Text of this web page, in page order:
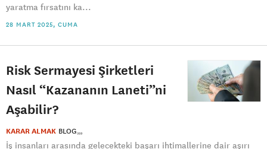
yaratma fırsatını ka...
28 MART 2025, CUMA
Risk Sermayesi Şirketleri
Nasıl “Kazananın Laneti”ni
Aşabilir?
KARAR ALMAK BLOG
İş insanları arasında gelecekteki başarı ihtimallerine dair aşırı